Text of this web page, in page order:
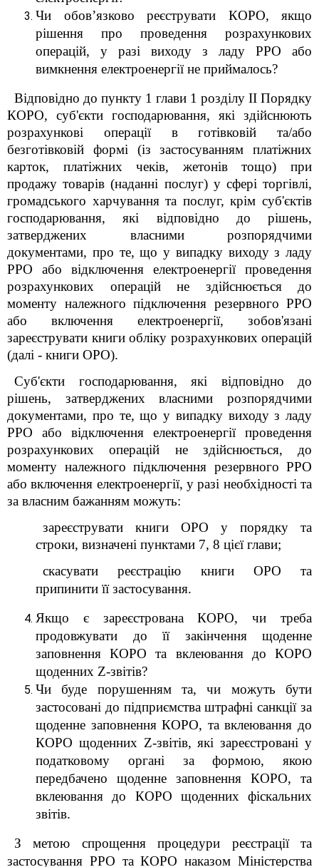
Чи обов’язково реєструвати КОРО, якщо
рішення про проведення розрахункових
операцій, у разі виходу з ладу РРО або
вимкнення електроенергії не приймалось?
Відповідно до пункту 1 глави 1 розділу ІІ Порядку
КОРО, суб'єкти господарювання, які здійснюють
розрахункові операції в готівковій та/або
безготівковій формі (із застосуванням платіжних
карток, платіжних чеків, жетонів тощо) при
продажу товарів (наданні послуг) у сфері торгівлі,
громадського харчування та послуг, крім суб'єктів
господарювання, які відповідно до рішень,
затверджених власними розпорядчими
документами, про те, що у випадку виходу з ладу
РРО або відключення електроенергії проведення
розрахункових операцій не здійснюється до
моменту належного підключення резервного РРО
або включення електроенергії, зобов'язані
зареєструвати книги обліку розрахункових операцій
(далі - книги ОРО).
Суб'єкти господарювання, які відповідно до
рішень, затверджених власними розпорядчими
документами, про те, що у випадку виходу з ладу
РРО або відключення електроенергії проведення
розрахункових операцій не здійснюється, до
моменту належного підключення резервного РРО
або включення електроенергії, у разі необхідності та
за власним бажанням можуть:
зареєструвати книги ОРО у порядку та
строки, визначені пунктами 7, 8 цієї глави;
скасувати реєстрацію книги ОРО та
припинити її застосування.
Якщо є зареєстрована КОРО, чи треба
продовжувати до її закінчення щоденне
заповнення КОРО та вклеювання до КОРО
щоденних Z-звітів?
Чи буде порушенням та, чи можуть бути
застосовані до підприємства штрафні санкції за
щоденне заповнення КОРО, та вклеювання до
КОРО щоденних Z-звітів, які зареєстровані у
податковому органі за формою, якою
передбачено щоденне заповнення КОРО, та
вклеювання до КОРО щоденних фіскальних
звітів.
З метою спрощення процедури реєстрації та
застосування РРО та КОРО наказом Міністерства